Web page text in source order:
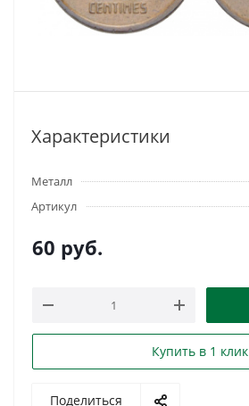
Характеристики
Металл
Артикул
60 руб.
Купить в 1 клик
Поделиться